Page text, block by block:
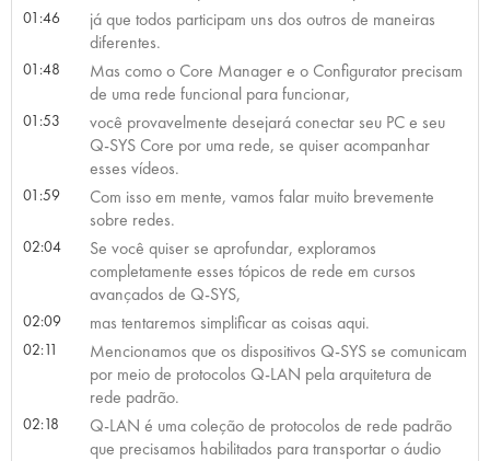
01:46
já que todos participam uns dos outros de maneiras
diferentes.
01:48
Mas como o Core Manager e o Configurator precisam
de uma rede funcional para funcionar,
01:53
você provavelmente desejará conectar seu PC e seu
Q-SYS Core por uma rede, se quiser acompanhar
esses vídeos.
01:59
Com isso em mente, vamos falar muito brevemente
sobre redes.
02:04
Se você quiser se aprofundar, exploramos
completamente esses tópicos de rede em cursos
avançados de Q-SYS,
02:09 mas tentaremos simplificar as coisas aqui.
02:11
Mencionamos que os dispositivos Q-SYS se comunicam
por meio de protocolos Q-LAN pela arquitetura de
rede padrão.
02:18
Q-LAN é uma coleção de protocolos de rede padrão
que precisamos habilitados para transportar o áudio